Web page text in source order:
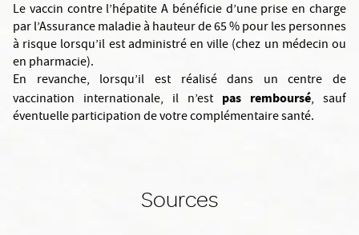
Le vaccin contre l’hépatite A bénéficie d’une prise en charge
par l’Assurance maladie à hauteur de 65 % pour les personnes
à risque lorsqu’il est administré en ville (chez un médecin ou
en pharmacie).
En revanche, lorsqu’il est réalisé dans un centre de
vaccination internationale, il n’est pas remboursé, sauf
éventuelle participation de votre complémentaire santé.
Sources